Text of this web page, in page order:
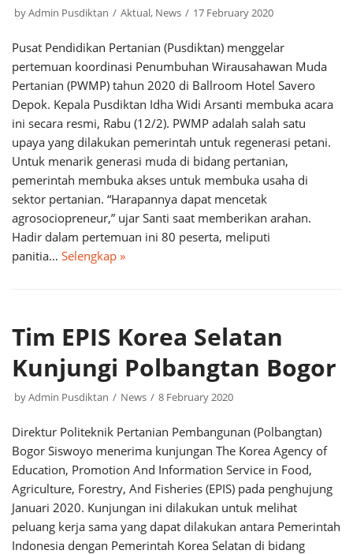
byAdmin Pusdiktan Aktual, News 17 February 2020
Pusat Pendidikan Pertanian (Pusdiktan) menggelar
pertemuan koordinasi Penumbuhan Wirausahawan Muda
Pertanian (PWMP) tahun 2020 di Ballroom Hotel Savero
Depok. Kepala Pusdiktan Idha Widi Arsanti membuka acara
ini secara resmi, Rabu (12/2). PWMP adalah salah satu
upaya yang dilakukan pemerintah untuk regenerasi petani.
Untuk menarik generasi muda di bidang pertanian,
pemerintah membuka akses untuk membuka usaha di
sektor pertanian. “Harapannya dapat mencetak
agrosociopreneur,” ujar Santi saat memberikan arahan.
Hadir dalam pertemuan ini 80 peserta, meliputi
panitia… Selengkap »
Tim EPIS Korea Selatan
Kunjungi Polbangtan Bogor
byAdmin Pusdiktan News 8 February 2020
Direktur Politeknik Pertanian Pembangunan (Polbangtan)
Bogor Siswoyo menerima kunjungan The Korea Agency of
Education, Promotion And Information Service in Food,
Agriculture, Forestry, And Fisheries (EPIS) pada penghujung
Januari 2020. Kunjungan ini dilakukan untuk melihat
peluang kerja sama yang dapat dilakukan antara Pemerintah
Indonesia dengan Pemerintah Korea Selatan di bidang